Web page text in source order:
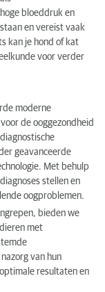
bloeddruk en
en vereist vaak
kan je hond of kat
voor verder
moderne
de ooggezondheid
geavanceerde
Met behulp
stellen en
oogproblemen.
bieden we
met
van hun
resultaten en